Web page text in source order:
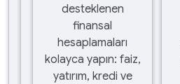
desteklenen
finansal
hesaplamaları
kolayca yapın: faiz,
yatırım, kredi ve